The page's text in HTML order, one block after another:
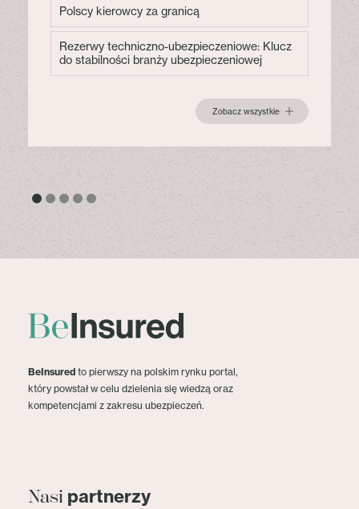
Polscy kierowcy za granicą
Rezerwy techniczno-ubezpieczeniowe: Klucz
do stabilności branży ubezpieczeniowej
Zobacz wszystkie
BeInsured to pierwszy na polskim rynku portal,
który powstał w celu dzielenia się wiedzą oraz
kompetencjami z zakresu ubezpieczeń.
Nasi partnerzy